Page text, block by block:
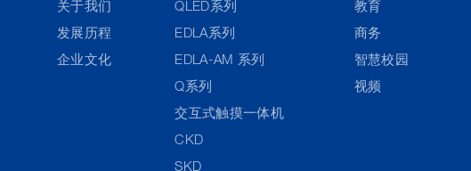
关于我们
发展历程
企业文化
QLED系列
EDLA系列
EDLA-AM 系列
Q系列
交互式触摸一体机
CKD
SKD
教育
商务
智慧校园
视频